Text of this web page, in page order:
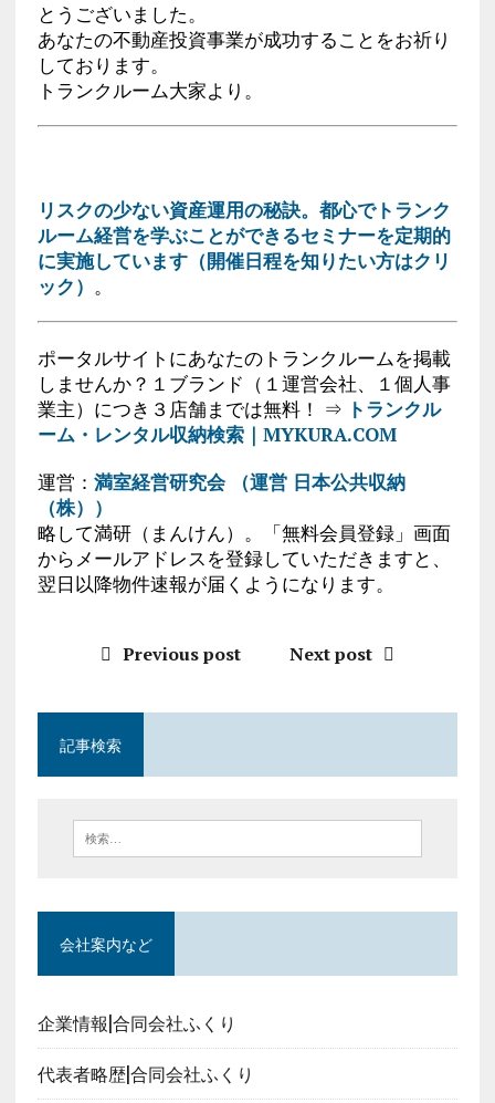
とうございました。
あなたの不動産投資事業が成功することをお祈り
しております。
トランクルーム大家より。
リスクの少ない資産運用の秘訣。都心でトランク
ルーム経営を学ぶことができるセミナーを定期的
に実施しています（開催日程を知りたい方はクリ
ック） 。
ポータルサイトにあなたのトランクルームを掲載
しませんか？１ブランド（１運営会社、１個人事
業主）につき３店舗までは無料！ ⇒ トランクル
ーム・レンタル収納検索｜MYKURA.COM
運営： 満室経営研究会 （運営 日本公共収納
（株））
略して満研（まんけん）。「無料会員登録」画面
からメールアドレスを登録していただきますと、
翌日以降物件速報が届くようになります。
Previous post Next post
記事検索
会社案内など
企業情報|合同会社ふくり
代表者略歴|合同会社ふくり